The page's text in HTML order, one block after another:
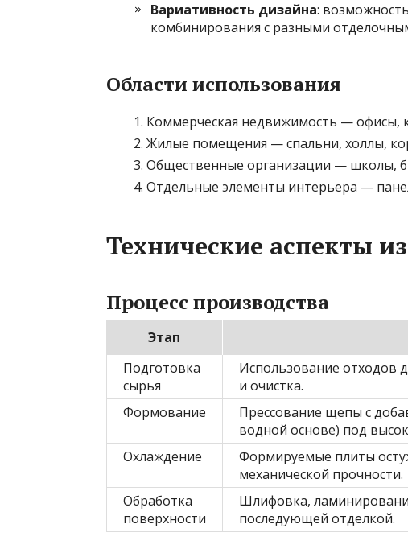
Вариативность дизайна:
комбинирования с разными
Области использования
Коммерческая недвижимость — офисы,
Жилые помещения — спальни, холлы,
Общественные организации — школы,
Отдельные элементы интерьера —
Технические аспекты
Процесс производства
Этап
Подготовка
сырья
Использование отходов
и очистка.
Формование
Прессование щепы с
водной основе) под
Охлаждение
Формируемые плиты
механической прочности.
Обработка
поверхности
Шлифовка,
последующей отделкой.